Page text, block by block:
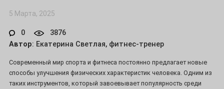
5 Марта, 2025
0
3876
Автор: Екатерина Светлая, фитнес-тренер
Современный мир спорта и фитнеса постоянно предлагает новые
способы улучшения физических характеристик человека. Одним из
таких инструментов, который завоевывает популярность среди